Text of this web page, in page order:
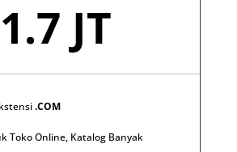
1.7 JT
.COM
Toko Online, Katalog Banyak